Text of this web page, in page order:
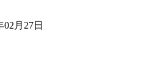
02月27日